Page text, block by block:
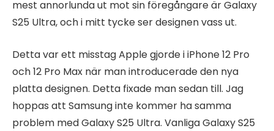
mest annorlunda ut mot sin föregångare är Galaxy
S25 Ultra, och i mitt tycke ser designen vass ut.
Detta var ett misstag Apple gjorde i iPhone 12 Pro
och 12 Pro Max när man introducerade den nya
platta designen. Detta fixade man sedan till. Jag
hoppas att Samsung inte kommer ha samma
problem med Galaxy S25 Ultra. Vanliga Galaxy S25